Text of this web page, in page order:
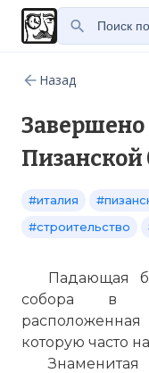
Назад
Завершено
#италия
#строительство
Падающая
собора в
которую часто